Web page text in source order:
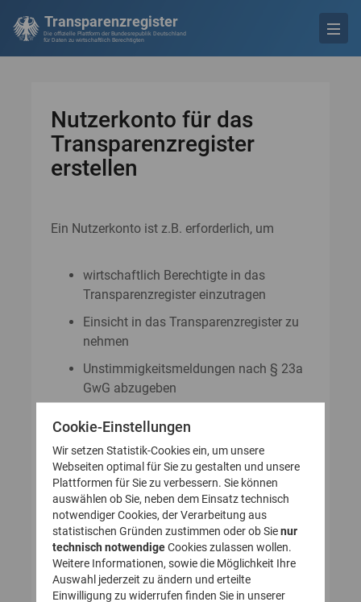
Transparenzregister
Die offizielle Plattform der Bundesrepublik Deutschland
für Daten zu wirtschaftlich Berechtigten
Nutzerkonto für das
Transparenzregister
erstellen
Ein Nutzerkonto ist z.B. erforderlich, um
wirtschaftlich Berechtigte in das
Transparenzregister einzutragen
Einsicht in das Transparenzregister zu
nehmen
Unstimmigkeitsmeldungen nach § 23a
GwG abzugeben
GwG zu stellen
So legen Sie Ihr Nutzerkonto für
das Transparenzregister an
(Registrierung):
Cookie-Einstellungen
Wir setzen Statistik-Cookies ein, um unsere
Webseiten optimal für Sie zu gestalten und unsere
Plattformen für Sie zu verbessern. Sie können
auswählen ob Sie, neben dem Einsatz technisch
notwendiger Cookies, der Verarbeitung aus
statistischen Gründen zustimmen oder ob Sienur
technisch notwendigeCookies zulassen wollen.
Weitere Informationen, sowie die Möglichkeit Ihre
Auswahl jederzeit zu ändern und erteilte
Einwilligung zu widerrufen finden Sie in unserer